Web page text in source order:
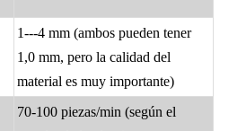
1---4 mm (ambos pueden tener
1,0 mm, pero la calidad del
material es muy importante)
70-100 piezas/min (según el